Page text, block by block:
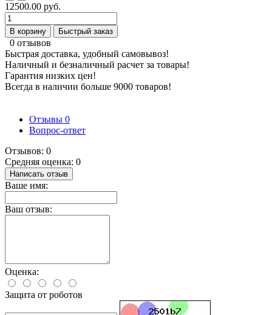
12500.00 руб.
В корзину Быстрый заказ
0 отзывов
Быстрая доставка, удобный самовывоз!
Наличный и безналичный расчет за товары!
Гарантия низких цен!
Всегда в наличии больше 9000 товаров!
Отзывы 0
Вопрос-ответ
Отзывов: 0
Средняя оценка: 0
Написать отзыв
Ваше имя:
Ваш отзыв:
Оценка:
Защита от роботов